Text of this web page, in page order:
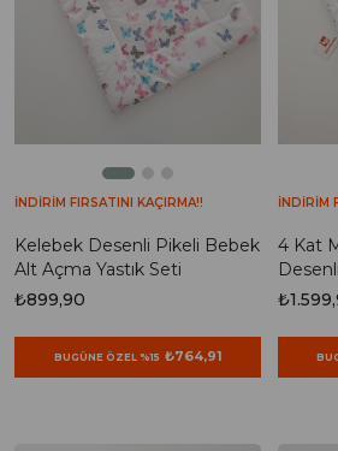
Kelebek Desenli Pikeli Bebek
Alt Açma Yastık Seti
₺899,90
BUGÜNE ÖZEL %15 ₺764,91
İNDİRİM FIRSATINI KAÇIRMA!!
4 Kat
İNDİRİM